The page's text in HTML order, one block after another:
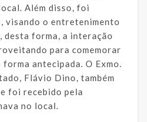
Além disso, foi
visando o entretenimento
desta forma, a interação
para comemorar
antecipada. O Exmo.
Flávio Dino, também
foi recebido pela
no local.